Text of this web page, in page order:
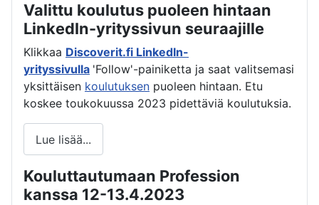
Valittu koulutus puoleen hintaan
LinkedIn-yrityssivun seuraajille
Klikkaa Discoverit.fi LinkedIn-
yrityssivulla 'Follow'-painiketta ja saat valitsemasi
yksittäisen koulutuksen puoleen hintaan. Etu
koskee toukokuussa 2023 pidettäviä koulutuksia.
Lue lisää...
Kouluttautumaan Profession
kanssa 12-13.4.2023